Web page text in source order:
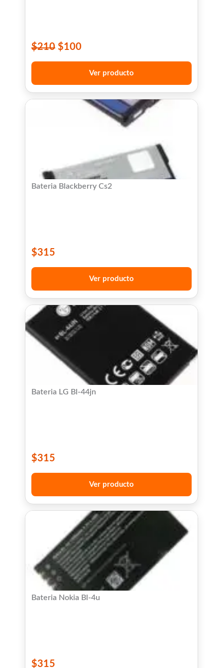
$210 $100
Ver producto
Bateria Blackberry Cs2
$315
Ver producto
Bateria LG Bl-44jn
$315
Ver producto
Bateria Nokia Bl-4u
$315